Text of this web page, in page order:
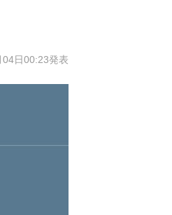
日00:23発表